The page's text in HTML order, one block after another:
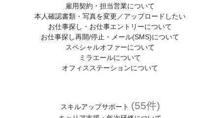
雇用契約・担当営業について
本人確認書類・写真を変更／アップロードしたい
お仕事探し・お仕事エントリーについて
お仕事探し再開/停止・メール(SMS)について
スペシャルオファーについて
ミラエールについて
オフィスステーションについて
スキルアップサポート (55件)